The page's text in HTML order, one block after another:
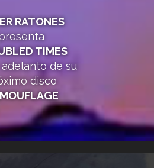
RATONES
TIMES
de su
disco